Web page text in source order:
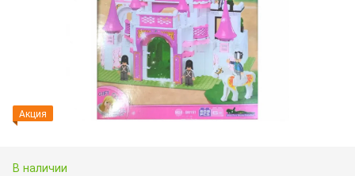
Акция
В наличии